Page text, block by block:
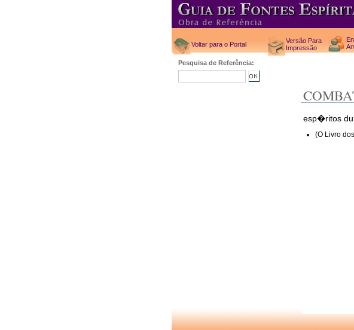
Voltar para o Portal
Versão Para
Impressão
Pesquisa de Referência:
esp�ritos
(O Livro